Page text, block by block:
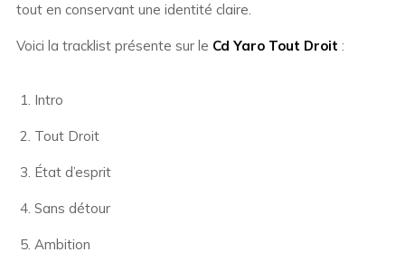
tout en conservant une identité claire.
Voici la tracklist présente sur le Cd Yaro Tout Droit :
Intro
Tout Droit
État d’esprit
Sans détour
Ambition